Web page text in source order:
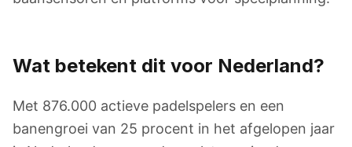
Wat betekent dit voor Nederland?
Met 876.000 actieve padelspelers en een
banengroei van 25 procent in het afgelopen jaar